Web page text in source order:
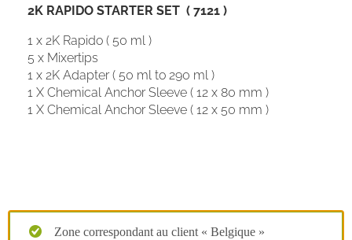
2K RAPIDO STARTER SET ( 7121 )
1 x 2K Rapido ( 50 ml )
5 x Mixertips
1 x 2K Adapter ( 50 ml to 290 ml )
1 X Chemical Anchor Sleeve ( 12 x 80 mm )
1 X Chemical Anchor Sleeve ( 12 x 50 mm )
Zone correspondant au client « Belgique »